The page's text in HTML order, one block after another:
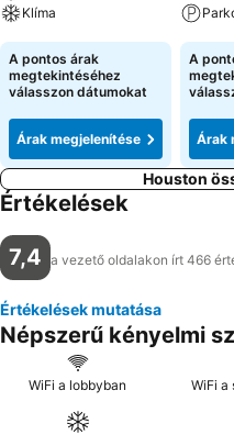
Klíma
Árak megjelenítése
A pontos árak
megtekintéséhez
válasszon dátumokat
Árak megjelenítése
Árak
A
Árak
Houston
Értékelések
7,4 a vezető oldalakon írt 466
Értékelések mutatása
Népszerű kényelmi
WiFi a lobbyban WiFi a